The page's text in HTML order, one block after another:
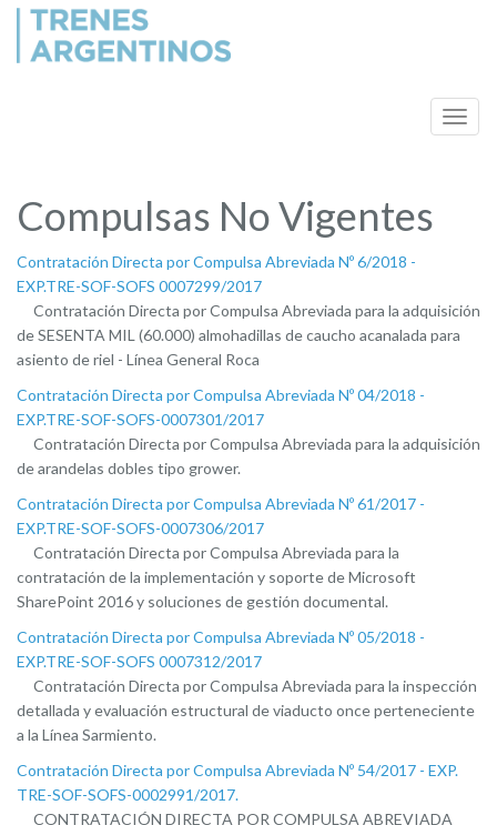
Compulsas No Vigentes
Contratación Directa por Compulsa Abreviada Nº 6/2018 -
EXP.TRE-SOF-SOFS 0007299/2017
Contratación Directa por Compulsa Abreviada para la adquisición
de SESENTA MIL (60.000) almohadillas de caucho acanalada para
asiento de riel - Línea General Roca
Contratación Directa por Compulsa Abreviada Nº 04/2018 -
EXP.TRE-SOF-SOFS-0007301/2017
Contratación Directa por Compulsa Abreviada para la adquisición
de arandelas dobles tipo grower.
Contratación Directa por Compulsa Abreviada Nº 61/2017 -
EXP.TRE-SOF-SOFS-0007306/2017
Contratación Directa por Compulsa Abreviada para la
contratación de la implementación y soporte de Microsoft
SharePoint 2016 y soluciones de gestión documental.
Contratación Directa por Compulsa Abreviada Nº 05/2018 -
EXP.TRE-SOF-SOFS 0007312/2017
Contratación Directa por Compulsa Abreviada para la inspección
detallada y evaluación estructural de viaducto once perteneciente
a la Línea Sarmiento.
Contratación Directa por Compulsa Abreviada Nº 54/2017 - EXP.
TRE-SOF-SOFS-0002991/2017.
CONTRATACIÓN DIRECTA POR COMPULSA ABREVIADA